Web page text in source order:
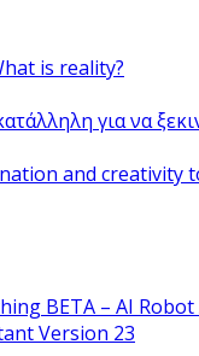
is reality?
για να
and creativity
BETA – AI
Version 23